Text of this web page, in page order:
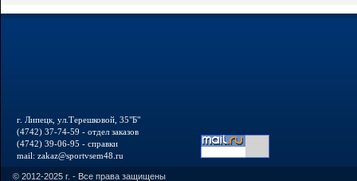
г. Липецк, ул.Терешковой, 35"Б"
(4742) 37-74-59 - отдел заказов
(4742) 39-06-95 - справки
mail: zakaz@sportvsem48.ru
© 2012-2025 г. - Все права защищены